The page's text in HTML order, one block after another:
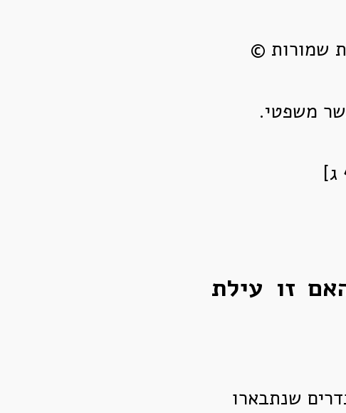
שמורות ©
משפטי.
ג]
זו עילת
שנתבארו